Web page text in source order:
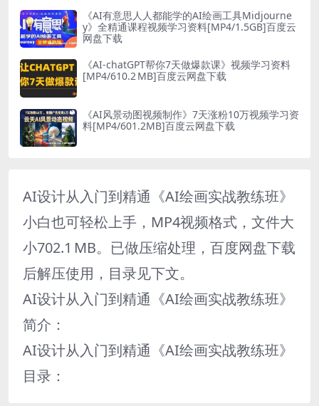
《AI有意思人人都能学的AI绘画工具Midjourne
y》全精通课程视频学习资料[MP4/1.5GB]百度云
网盘下载
《AI-chatGPT帮你7天做爆款课》视频学习资料
[MP4/610.2 MB]百度云网盘下载
《AI风景动图视频制作》7天涨粉10万视频学习资
料[MP4/601.2MB]百度云网盘下载
AI设计从入门到精通《AI绘画实战教练班》
小白也可轻松上手，MP4视频格式，文件大
小702.1 MB。已做压缩处理，百度网盘下载
后解压使用，目录见下文。
AI设计从入门到精通《AI绘画实战教练班》
简介：
AI设计从入门到精通《AI绘画实战教练班》
目录：